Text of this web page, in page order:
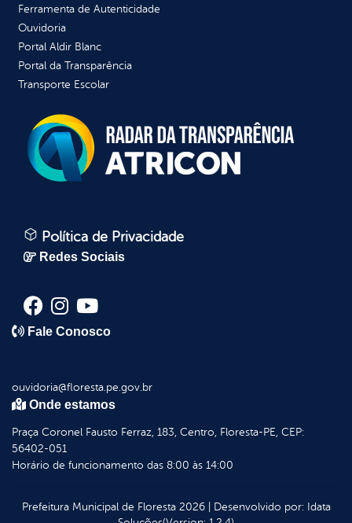
Ferramenta de Autenticidade
Ouvidoria
Portal Aldir Blanc
Portal da Transparência
Transporte Escolar
Política de Privacidade
Redes Sociais
Fale Conosco
ouvidoria@floresta.pe.gov.br
Onde estamos
Praça Coronel Fausto Ferraz, 183, Centro, Floresta-PE, CEP:
56402-051
Horário de funcionamento das 8:00 às 14:00
Prefeitura Municipal de Floresta2026| Desenvolvido por: Idata